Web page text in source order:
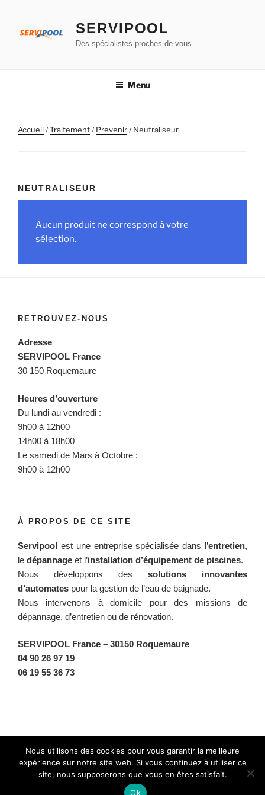
contenu
SERVIPOOL
Des spécialistes proches de vous
Menu
Accueil/Traitement/Prevenir/ Neutraliseur
NEUTRALISEUR
Aucun produit ne correspond à votre
sélection.
RETROUVEZ-NOUS
Adresse
SERVIPOOL France
30 150 Roquemaure
Heures d’ouverture
Du lundi au vendredi :
9h00 à 12h00
14h00 à 18h00
Le samedi de Mars à Octobre :
9h00 à 12h00
À PROPOS DE CE SITE
Servipool est une entreprise spécialisée dans l’entretien,
le dépannage et l’installation d’équipement de piscines.
Nous développons des solutions innovantes
d’automates pour la gestion de l’eau de baignade.
Nous intervenons à domicile pour des missions de
dépannage, d’entretien ou de rénovation.
SERVIPOOL France – 30150 Roquemaure
04 90 26 97 19
06 19 55 36 73
Fièrement propulsé par WordPress
Nous utilisons des cookies pour vous garantir la meilleure
expérience sur notre site web. Si vous continuez à utiliser ce
site, nous supposerons que vous en êtes satisfait.
Ok